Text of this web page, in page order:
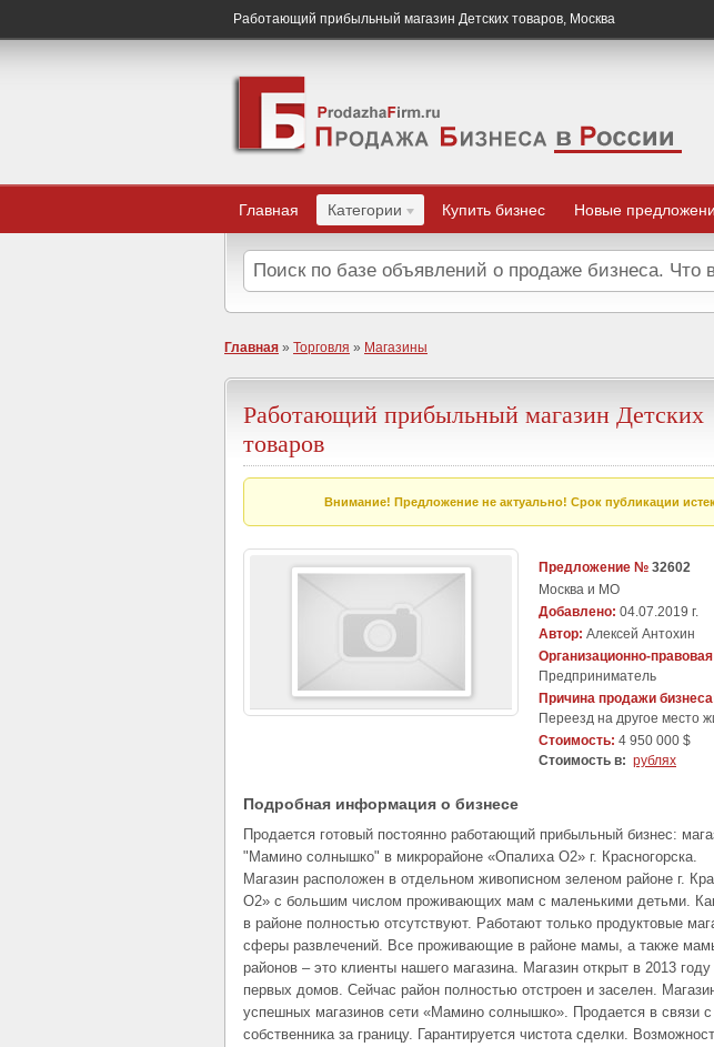
Работающий прибыльный магазин Детских товаров, Москва
Главная Категории Купить бизнес Новые
Главная » Торговля » Магазины
Работающий прибыльный магазин Детских
товаров
Внимание! Предложение не актуально! Срок публикации истек
Предложение № 32602
Москва и МО
Добавлено: 04.07.2019 г.
Автор: Алексей Антохин
Организационно-
Предприниматель
Причина продажи
Переезд на другое место
Стоимость: 4 950 000 $
Стоимость в: рублях
Подробная информация о бизнесе
Продается готовый постоянно работающий прибыльный бизнес:
"Мамино солнышко" в микрорайоне «Опалиха О2» г. Красногорска.
Магазин расположен в отдельном живописном зеленом районе г.
О2» с большим числом проживающих мам с маленькими детьми.
в районе полностью отсутствуют. Работают только продуктовые
сферы развлечений. Все проживающие в районе мамы, а также
районов – это клиенты нашего магазина. Магазин открыт в 2013
первых домов. Сейчас район полностью отстроен и заселен.
успешных магазинов сети «Мамино солнышко». Продается в связи
собственника за границу. Гарантируется чистота сделки.